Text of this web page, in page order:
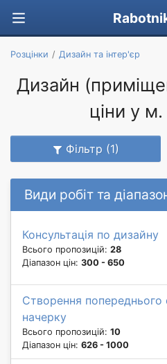
Розцінки Дизайн та інтер'єр
Дизайн
ціни у
Фільтр (1)
Види робіт та
Консультація по дизайну
Всього пропозицій: 28
Діапазон цін: 300 - 650
Створення попереднього
начерку
Всього пропозицій: 10
Діапазон цін: 626 - 1000